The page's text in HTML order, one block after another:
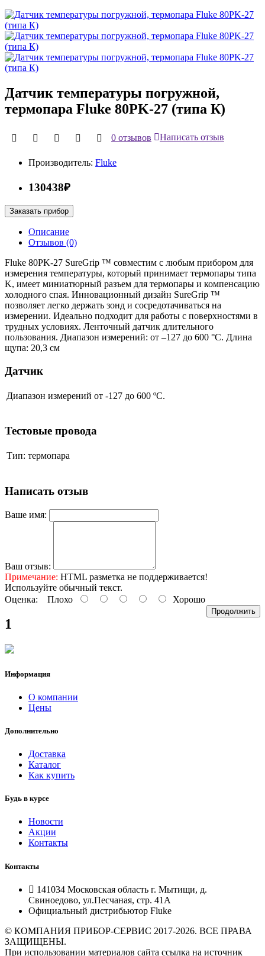
Датчик температуры погружной,
термопара Fluke 80PK-27 (типа К)
0 отзывов Написать отзыв
Производитель: Fluke
130438₽
Заказать прибор
Описание
Отзывов (0)
Fluke 80PK-27 SureGrip ™ совместим с любым прибором для
измерения температуры, который принимает термопары типа
K, имеет миниатюрный разъем для термопары и компенсацию
холодного спая. Инновационный дизайн SureGrip ™
позволяет легко держать зонд и сосредотачиваться на
измерении. Идеально подходит для работы с поверхностями в
трудных условиях. Ленточный датчик длительного
пользования. Диапазон измерений: от –127 до 600 °C. Длина
щупа: 20,3 см
Датчик
Диапазон измерений от -127 до 600 ºC.
Тестовые провода
Тип: термопара
Написать отзыв
Ваше имя:
Ваш отзыв:
Примечание: HTML разметка не поддерживается!
Используйте обычный текст.
Оценка: Плохо Хорошо
Продолжить
1
Информация
О компании
Цены
Дополнительно
Доставка
Каталог
Как купить
Будь в курсе
Новости
Акции
Контакты
Контакты
141034 Московская область г. Мытищи, д.
Свиноедово, ул.Песчаная, стр. 41А
Официальный дистрибьютор Fluke
© КОМПАНИЯ ПРИБОР-СЕРВИС 2017-2026. ВСЕ ПРАВА
ЗАЩИЩЕНЫ.
При использовании материалов сайта ссылка на источник